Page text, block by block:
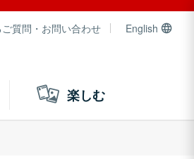
ご質問・お問い合わせ English
楽しむ